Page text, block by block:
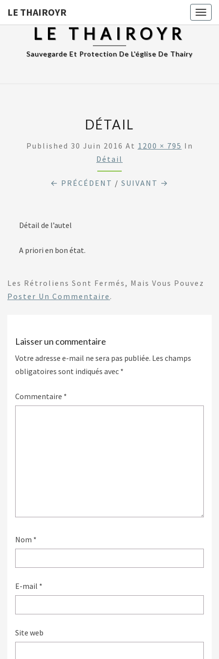
LE THAIROYR
LE THAIROYR
Sauvegarde Et Protection De L'église De Thairy
DÉTAIL
Published 30 Juin 2016 At 1200 × 795 In
Détail
← PRÉCÉDENT / SUIVANT →
Détail de l’autel
A priori en bon état.
Les Rétroliens Sont Fermés, Mais Vous Pouvez
Poster Un Commentaire .
Laisser un commentaire
Votre adresse e-mail ne sera pas publiée. Les champs
obligatoires sont indiqués avec *
Commentaire *
Nom *
E-mail *
Site web